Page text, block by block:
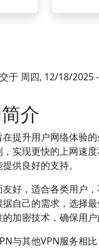
于 周四, 12/18/2025
介
提升用户网络体验
实现更快的上网速
供良好的支持。
好，适合各类用户
自己的需求，选择
加密技术，确保用户
与其他VPN服务相